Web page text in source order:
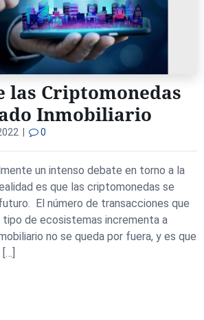
las Criptomonedas
Inmobiliario
| 0
un intenso debate en torno a la
es que las criptomonedas se
El número de transacciones que
de ecosistemas incrementa a
no se queda por fuera, y es que